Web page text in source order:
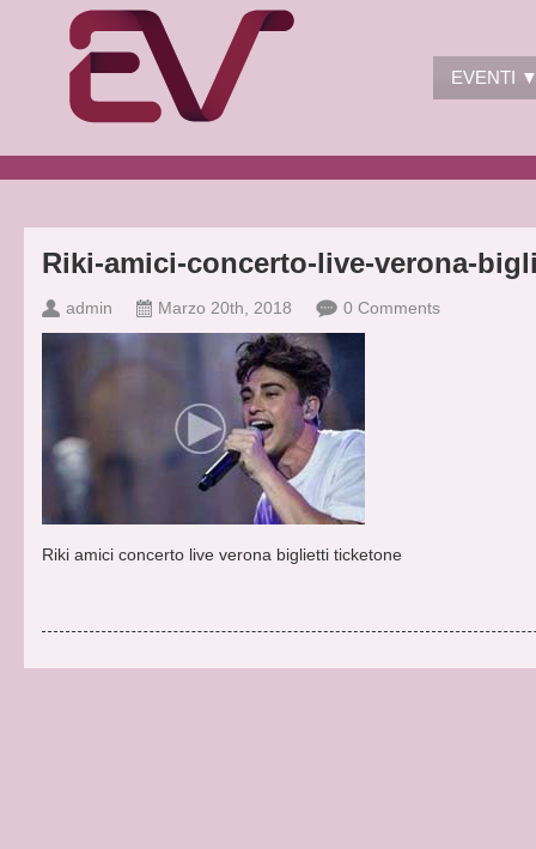
EVENTI
Riki-amici-concerto-live-verona-
admin Marzo 20th, 2018 0 Comments
Riki amici concerto live verona biglietti ticketone